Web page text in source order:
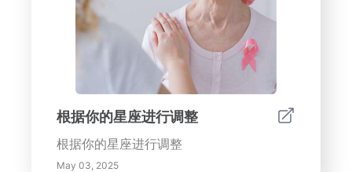
趣味和环境质量。了解水景如何将你的花园
转变为宁静的绿洲，并提供多重好处，包括
吸引野生动物、增强自然光和改善空气质
量。水景的主要好处：- 美学增强：反射面
创造闪闪发光的视觉和生动的周围环境。-
气氛声景：柔和的水声提供宁静的氛围，同
时吸引本地动物。- 环境贡献：支持野生动
物栖息地，帮助雨水管理，并改善当地生态
系统。- 设计多样性：从各种风格中选择以
根据你的星座进行调整
根据你的星座进行调整
May 03, 2025